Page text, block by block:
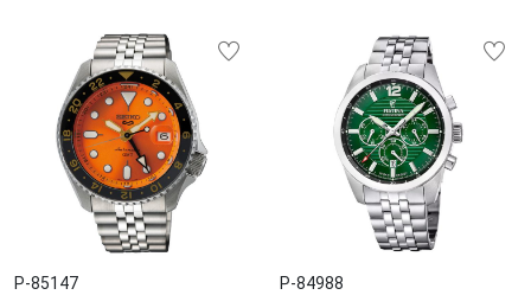
P-85147 P-84988